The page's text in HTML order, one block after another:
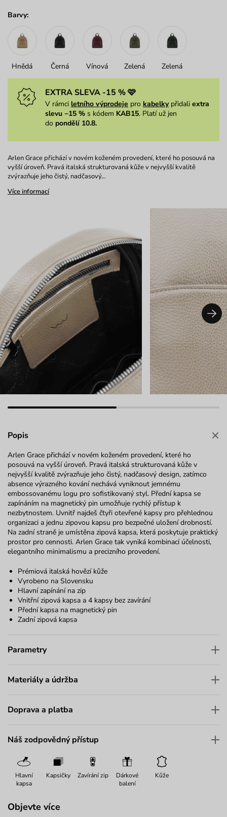
Barvy:
Hnědá Černá Vínová Zelená Zelená
EXTRA SLEVA -15 % 🩷
V rámci letního výprodeje pro kabelkypřidali extra
slevu −15 % s kódem KAB15. Platí už jen
do pondělí 10.8.
Arlen Grace přichází v novém koženém provedení, které ho posouvá na
vyšší úroveň. Pravá italská strukturovaná kůže v nejvyšší kvalitě
zvýrazňuje jeho čistý, nadčasový…
Více informací
Popis
Arlen Grace přichází v novém koženém provedení, které ho
posouvá na vyšší úroveň. Pravá italská strukturovaná kůže v
nejvyšší kvalitě zvýrazňuje jeho čistý, nadčasový design, zatímco
absence výrazného kování nechává vyniknout jemnému
embossovanému logu pro sofistikovaný styl. Přední kapsa se
zapínáním na magnetický pin umožňuje rychlý přístup k
nezbytnostem. Uvnitř najdeš čtyři otevřené kapsy pro přehlednou
organizaci a jednu zipovou kapsu pro bezpečné uložení drobností.
Na zadní straně je umístěna zipová kapsa, která poskytuje praktický
prostor pro cennosti. Arlen Grace tak vyniká kombinací účelnosti,
elegantního minimalismu a precizního provedení.
Prémiová italská hovězí kůže
Vyrobeno na Slovensku
Hlavní zapínání na zip
Vnitřní zipová kapsa a 4 kapsy bez zavírání
Přední kapsa na magnetický pin
Zadní zipová kapsa
Parametry
Materiály a údržba
Doprava a platba
Náš zodpovědný přístup
Hlavní
kapsa
Kapsičky Zavírání zip
Dárkové
balení
Kůže
Objevte více